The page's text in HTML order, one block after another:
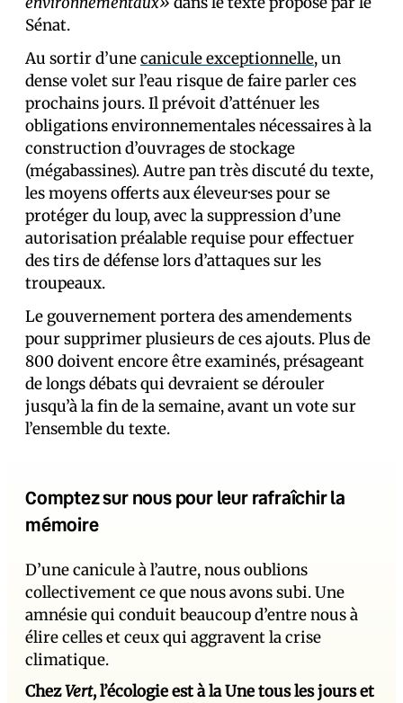
Sénat.
Au sortir d’unecanicule exceptionnelle, un
dense volet sur l’eau risque de faire parler ces
prochains jours. Il prévoit d’atténuer les
obligations environnementales nécessaires à la
construction d’ouvrages de stockage
(mégabassines). Autre pan très discuté du texte,
les moyens offerts aux éleveur·ses pour se
protéger du loup, avec la suppression d’une
autorisation préalable requise pour effectuer
des tirs de défense lors d’attaques sur les
troupeaux.
Le gouvernement portera des amendements
pour supprimer plusieurs de ces ajouts. Plus de
800 doivent encore être examinés, présageant
de longs débats qui devraient se dérouler
jusqu’à la fin de la semaine, avant un vote sur
l’ensemble du texte.
Comptez sur nous pour leur rafraîchir la
mémoire
D’une canicule à l’autre, nous oublions
collectivement ce que nous avons subi. Une
amnésie qui conduit beaucoup d’entre nous à
élire celles et ceux qui aggravent la crise
climatique.
ChezVert, l’écologie est à la Une tous les jours et